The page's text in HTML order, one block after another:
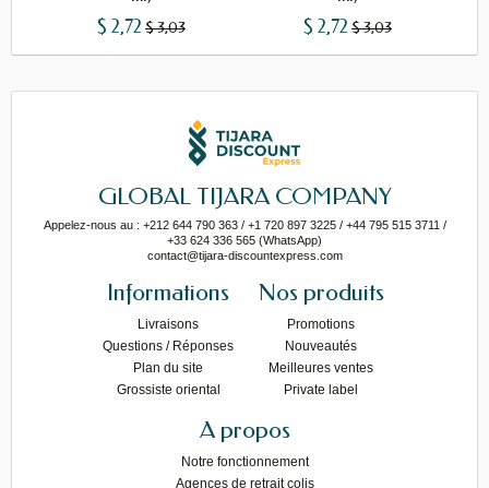
$ 2,72 $ 3,03 $ 2,72 $ 3,03
GLOBAL TIJARA COMPANY
Appelez-nous au : +212 644 790 363 / +1 720 897 3225 / +44 795 515 3711 /
+33 624 336 565 (WhatsApp)
contact@tijara-discountexpress.com
Informations
Livraisons
Questions / Réponses
Plan du site
Grossiste oriental
Nos produits
Promotions
Nouveautés
Meilleures ventes
Private label
A propos
Notre fonctionnement
Agences de retrait colis